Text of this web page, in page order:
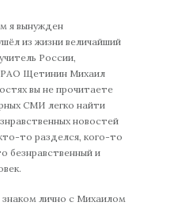
я вынужден
из жизни величайший
России,
Щетинин Михаил
вы не прочитаете
СМИ легко найти
новостей
то разделся, кого-то
безнравственный и
лично с Михаилом